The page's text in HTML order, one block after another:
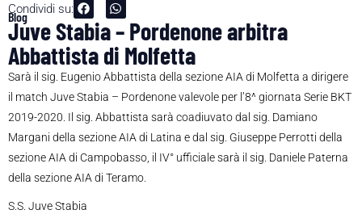
Condividi su:
Blog
Juve Stabia – Pordenone arbitra
Abbattista di Molfetta
Sarà il sig. Eugenio Abbattista della sezione AIA di Molfetta a dirigere
il match Juve Stabia – Pordenone valevole per l’8^ giornata Serie BKT
2019-2020. Il sig. Abbattista sarà coadiuvato dal sig. Damiano
Margani della sezione AIA di Latina e dal sig. Giuseppe Perrotti della
sezione AIA di Campobasso, il IV° ufficiale sarà il sig. Daniele Paterna
della sezione AIA di Teramo.
S.S. Juve Stabia